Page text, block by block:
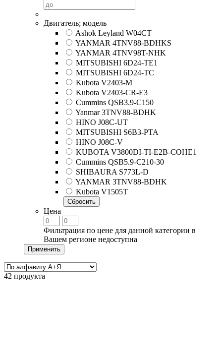
Двигатель; модель
Ashok Leyland W04CT
YANMAR 4TNV88-BDHKS
YANMAR 4TNV98T-NHK
MITSUBISHI 6D24-TE1
MITSUBISHI 6D24-TC
Kubota V2403-M
Kubota V2403-CR-E3
Cummins QSB3.9-C150
Yanmar 3TNV88-BDHK
HINO J08C-UT
MITSUBISHI S6B3-PTA
HINO J08C-V
KUBOTA V3800DI-TI-E2B-COHE1
Cummins QSB5.9-C210-30
SHIBAURA S773L-D
YANMAR 3TNV88-BDHK
Kubota V1505T
Сбросить
Цена
Фильтрация по цене для данной категории в
Вашем регионе недоступна
Применить
42 продукта